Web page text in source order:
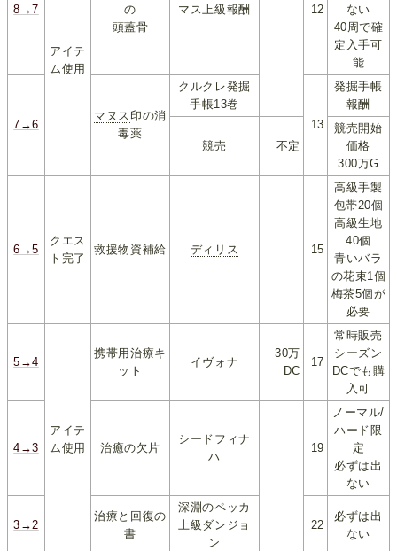
8→7
アイテ
ム使用
の
頭蓋骨
マス上級報酬 12
ない
40周で確
定入手可
能
7→6
マヌス 印の消
毒薬
クルクレ発掘
手帳13巻
13
発掘手帳
報酬
競売 不定
競売開始
価格
300万G
6→5
クエス
ト完了
救援物資補給 ディリス 15
高級手製
包帯20個
高級生地
40個
青いバラ
の花束1個
梅茶5個が
必要
5→4
アイテ
ム使用
携帯用治療キ
ット
イヴォナ
30万
DC
17
常時販売
シーズン
DCでも購
入可
4→3 治癒の欠片
シードフィナ
ハ
19
ノーマル/
ハード限
定
必ずは出
ない
3→2
治療と回復の
書
深淵のペッカ
上級ダンジョ
ン
22
必ずは出
ない